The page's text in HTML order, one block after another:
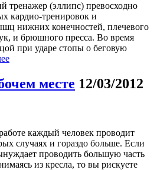
тренажер (эллипс) превосходно
кардио-тренировок и
нижних конечностей, плечевого
и брюшного пресса. Во время
при ударе стопы о беговую
месте 12/03/2012
каждый человек проводит
случаях и гораздо больше. Если
проводить большую часть
из кресла, то вы рискуете